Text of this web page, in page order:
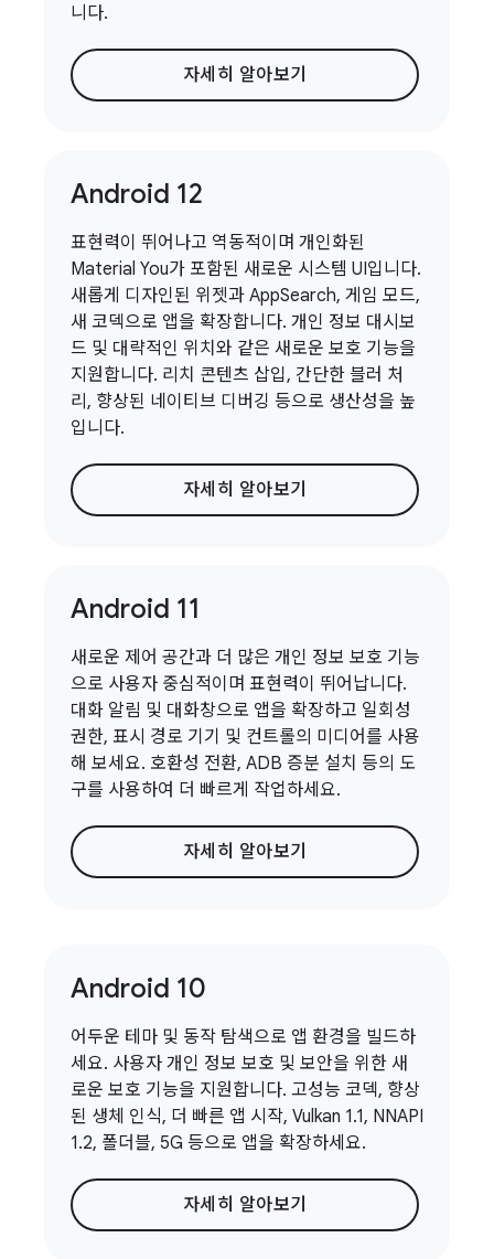
니다.
자세히 알아보기
Android 12
표현력이 뛰어나고 역동적이며 개인화된
Material You가 포함된 새로운 시스템 UI입니다.
새롭게 디자인된 위젯과 AppSearch, 게임 모드,
새 코덱으로 앱을 확장합니다. 개인 정보 대시보
드 및 대략적인 위치와 같은 새로운 보호 기능을
지원합니다. 리치 콘텐츠 삽입, 간단한 블러 처
리, 향상된 네이티브 디버깅 등으로 생산성을 높
입니다.
자세히 알아보기
Android 11
새로운 제어 공간과 더 많은 개인 정보 보호 기능
으로 사용자 중심적이며 표현력이 뛰어납니다.
대화 알림 및 대화창으로 앱을 확장하고 일회성
권한, 표시 경로 기기 및 컨트롤의 미디어를 사용
해 보세요. 호환성 전환, ADB 증분 설치 등의 도
구를 사용하여 더 빠르게 작업하세요.
자세히 알아보기
Android 10
어두운 테마 및 동작 탐색으로 앱 환경을 빌드하
세요. 사용자 개인 정보 보호 및 보안을 위한 새
로운 보호 기능을 지원합니다. 고성능 코덱, 향상
된 생체 인식, 더 빠른 앱 시작, Vulkan 1.1, NNAPI
1.2, 폴더블, 5G 등으로 앱을 확장하세요.
자세히 알아보기